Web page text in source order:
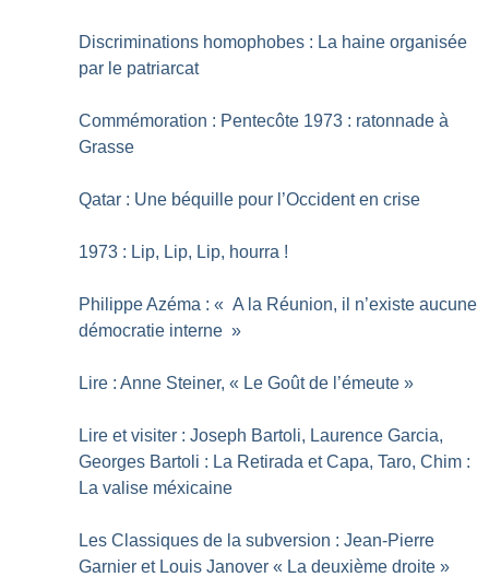
Discriminations homophobes : La haine organisée
par le patriarcat
Commémoration : Pentecôte 1973 : ratonnade à
Grasse
Qatar : Une béquille pour l’Occident en crise
1973 : Lip, Lip, Lip, hourra !
Philippe Azéma : « A la Réunion, il n’existe aucune
démocratie interne »
Lire : Anne Steiner, « Le Goût de l’émeute »
Lire et visiter : Joseph Bartoli, Laurence Garcia,
Georges Bartoli : La Retirada et Capa, Taro, Chim :
La valise méxicaine
Les Classiques de la subversion : Jean-Pierre
Garnier et Louis Janover « La deuxième droite »